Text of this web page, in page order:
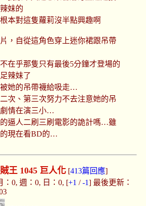
妹的
本對這隻蘿莉沒半點興趣啊
，自從這角色穿上迷你裙跟吊帶
在乎那隻只有最後5分鐘才登場的
辣妹了
她的吊帶襪給吸走…
次、第三次努力不去注意她的吊
情在演三小…
逼人二刷三刷電影的詭計嗎…雖
現在看BD的…
王 1045 巨人化[413篇回應]
：0, 週：0, 日：0, [+1 /-1] 最後更新：